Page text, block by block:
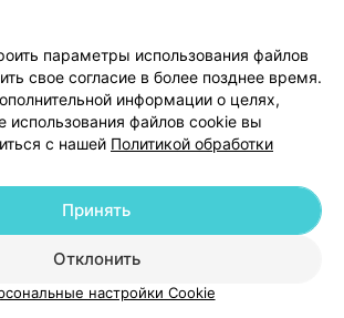
настройки cookie
персональных данных
УНП 191700409| 220012, Республика Беларусь,
улица Толбухина, 2, пом. 16 | help@103.by
поддержки +375 291212755
параметры использования файлов
свое согласие в более позднее время.
информации о целях,
использования файлов cookie вы
с нашей Политикой обработки
Отклонить
Принять
настройки Cookie